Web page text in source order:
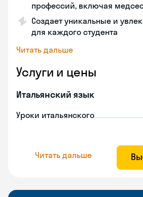
профессий, включая
Создает уникальные и
для каждого студента
Читать дальше
Услуги и цены
Итальянский язык
Уроки итальянского
Читать дальше